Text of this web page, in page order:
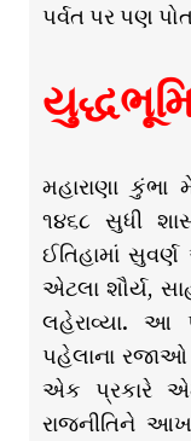
પર્વત પર પણ
મહારાણા કુંભા
૧૪૬૮ સુધી
ઈતિહામાં
એટલા શૌર્ય,
લહેરાવ્યા. આ
પહેલાના રજાઓ
એક પ્રકારે
રાજનીતિને